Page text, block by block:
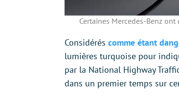
Certaines Mercedes-Benz
Considérés comme étant
lumières turquoise pour
par la National Highway
dans un premier temps sur